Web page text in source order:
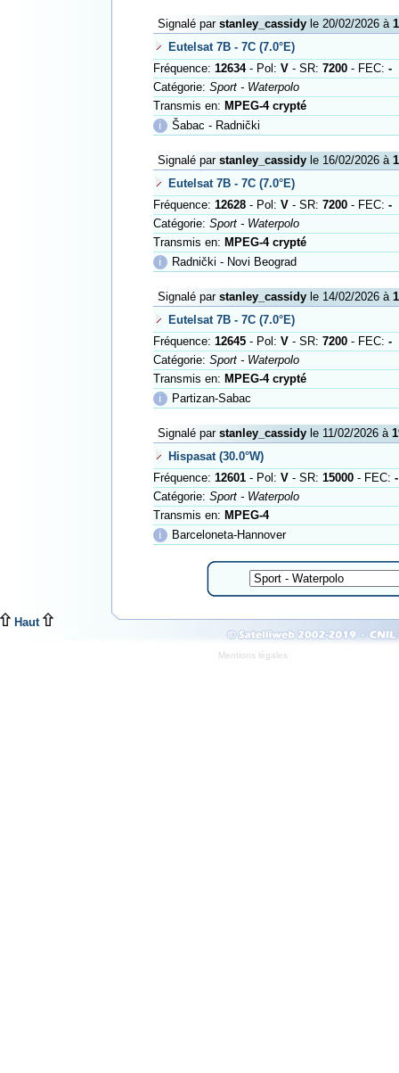
Signalé par stanley_cassidyle 20/02/2026 à
Eutelsat 7B - 7C (7.0°E)
Fréquence: 12634- Pol: V- SR: 7200- FEC: -
Catégorie: Sport - Waterpolo
Transmis en: MPEG-4 crypté
ℹ
Šabac - Radnički
Signalé par stanley_cassidyle 16/02/2026 à
Eutelsat 7B - 7C (7.0°E)
Fréquence: 12628- Pol: V- SR: 7200- FEC: -
Catégorie: Sport - Waterpolo
Transmis en: MPEG-4 crypté
ℹ
Radnički - Novi Beograd
Signalé par stanley_cassidyle 14/02/2026 à
Eutelsat 7B - 7C (7.0°E)
Fréquence: 12645- Pol: V- SR: 7200- FEC: -
Catégorie: Sport - Waterpolo
Transmis en: MPEG-4 crypté
ℹ
Partizan-Sabac
Signalé par stanley_cassidyle 11/02/2026 à
Hispasat (30.0°W)
Fréquence: 12601- Pol: V- SR: 15000- FEC: -
Catégorie: Sport - Waterpolo
Transmis en: MPEG-4
ℹ
Barceloneta-Hannover
Haut
Mentions légales